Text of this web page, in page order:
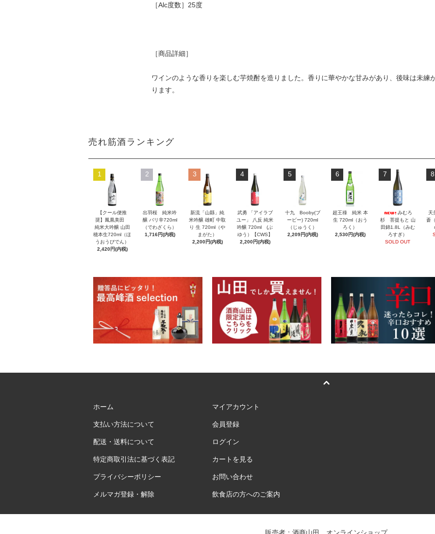
［Alc度数］25度
［商品詳細］
ワインのような香りを楽しむ芋焼酎を造りました。香りに華やかな甘みがあり、後味は未練
ります。
売れ筋酒ランキング
1
【クール便推
奨】鳳凰美田
純米大吟醸 山田
穂本生720ml（ほ
うおうびでん）
2,420円(内税)
2
出羽桜 純米吟
醸 バリ辛720ml
（でわざくら）
1,716円(内税)
3
新流「山縣」純
米吟醸 雄町 中取
り 生 720ml（や
まがた）
2,200円(内税)
4
武勇 「アイラブ
ユー」 八反 純米
吟醸 720ml (ぶ
ゆう）【CWS】
2,200円(内税)
5
十九 Booby(ブ
ービー) 720ml
（じゅうく）
2,209円(内税)
6
超王祿 純米 本
生 720ml（おう
ろく）
2,530円(内税)
7
みむろ
杉 菩提もと 山
田錦1.8L（みむ
ろすぎ）
SOLD OUT
8
天
蒼
ホーム
支払い方法について
配送・送料について
特定商取引法に基づく表記
プライバシーポリシー
メルマガ登録・解除
マイアカウント
会員登録
ログイン
カートを見る
お問い合わせ
飲食店の方へのご案内